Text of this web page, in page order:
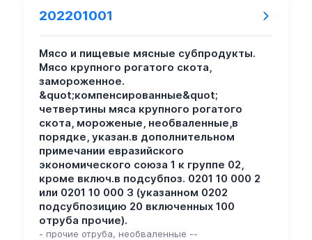
202201001
Мясо и пищевые мясные субпродукты.
Мясо крупного рогатого скота,
замороженное.
&quot;компенсированные&quot;
четвертины мяса крупного рогатого
скота, мороженые, необваленные,в
порядке, указан.в дополнительном
примечании евразийского
экономического союза 1 к группе 02,
кроме включ.в подсубпоз. 0201 10 000 2
или 0201 10 000 3 (указанном 0202
подсубпозицию 20 включенных 100
отруба прочие).
- прочие отруба, необваленные --